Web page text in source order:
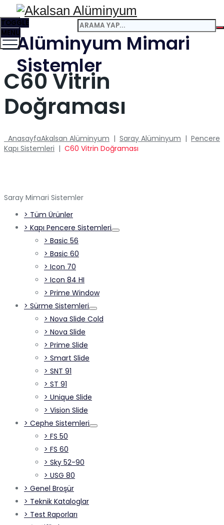
Alüminyum Mimari
Sistemler
TOGGLE
MENU
C60 Vitrin
Doğraması
AnasayfaAkalsan Alüminyum | Saray Alüminyum | Pencere
Kapı Sistemleri | C60 Vitrin Doğraması
Saray Mimari Sistemler
> Tüm Ürünler
> Kapı Pencere Sistemleri
> Basic 56
> Basic 60
> Icon 70
> Icon 84 HI
> Prime Window
> Sürme Sistemleri
> Nova Slide Cold
> Nova Slide
> Prime Slide
> Smart Slide
> SNT 91
> ST 91
> Unique Slide
> Vision Slide
> Cephe Sistemleri
> FS 50
> FS 60
> Sky 52-90
> USG 80
> Genel Broşür
> Teknik Kataloglar
> Test Raporları